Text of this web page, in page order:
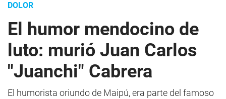
DOLOR
El humor mendocino de
luto: murió Juan Carlos
"Juanchi" Cabrera
El humorista oriundo de Maipú, era parte del famoso